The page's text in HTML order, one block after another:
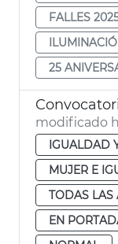
FALLES
25
modificado
IGUALDAD
MUJER E
TODAS LAS
EN